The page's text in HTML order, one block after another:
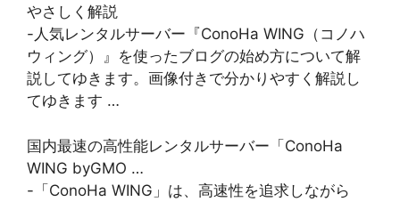
やさしく解説
-人気レンタルサーバー『ConoHa WING（コノハ
ウィング）』を使ったブログの始め方について解
説してゆきます。画像付きで分かりやすく解説し
てゆきます …
国内最速の高性能レンタルサーバー「ConoHa
WING byGMO …
-「ConoHa WING」は、高速性を追求しながら